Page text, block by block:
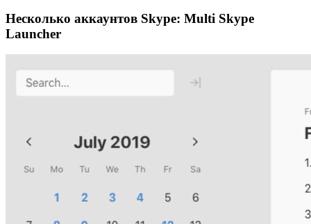
Несколько аккаунтов Skype: Multi Skype
Launcher